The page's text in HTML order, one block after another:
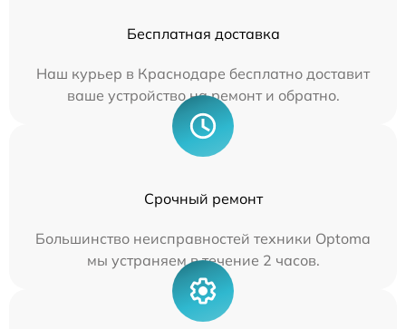
Бесплатная доставка
Наш курьер в Краснодаре бесплатно доставит
ваше устройство на ремонт и обратно.
Срочный ремонт
Большинство неисправностей техники Optoma
мы устраняем в течение 2 часов.